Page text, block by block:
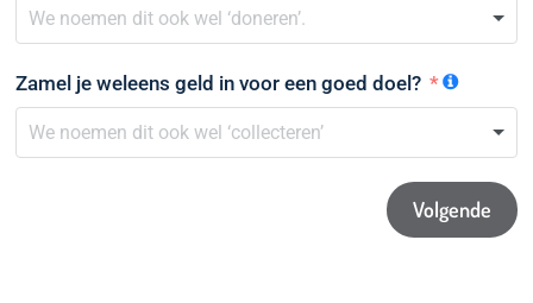
Zamel je weleens geld in voor een goed doel?
Volgende